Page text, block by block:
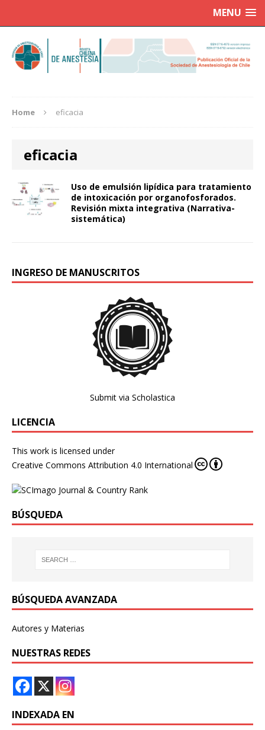
MENU
Home eficacia
eficacia
Uso de emulsión lipídica para tratamiento
de intoxicación por organofosforados.
Revisión mixta integrativa (Narrativa-
sistemática)
INGRESO DE MANUSCRITOS
Submit via Scholastica
LICENCIA
This work is licensed under
Creative Commons Attribution 4.0 International
BÚSQUEDA
BÚSQUEDA AVANZADA
Autores y Materias
NUESTRAS REDES
INDEXADA EN